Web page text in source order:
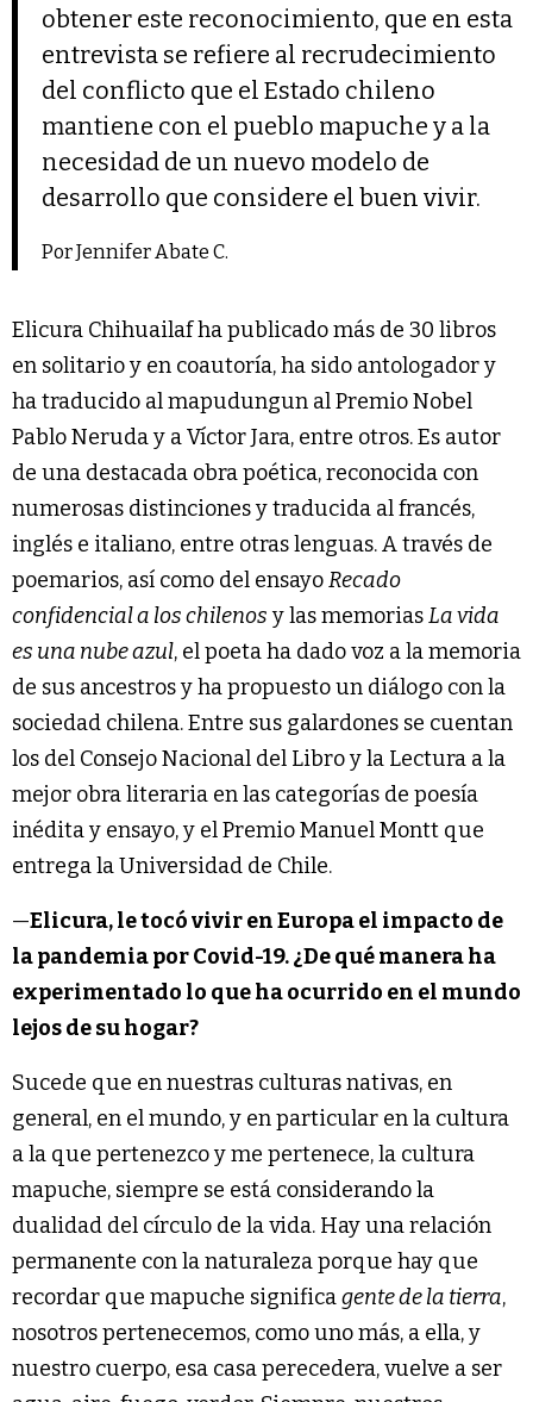
obtener este reconocimiento, que en esta
entrevista se refiere al recrudecimiento
del conflicto que el Estado chileno
mantiene con el pueblo mapuche y a la
necesidad de un nuevo modelo de
desarrollo que considere el buen vivir.
Por Jennifer Abate C.
Elicura Chihuailaf ha publicado más de 30 libros
en solitario y en coautoría, ha sido antologador y
ha traducido al mapudungun al Premio Nobel
Pablo Neruda y a Víctor Jara, entre otros. Es autor
de una destacada obra poética, reconocida con
numerosas distinciones y traducida al francés,
inglés e italiano, entre otras lenguas. A través de
poemarios, así como del ensayoRecado
confidencial a los chilenos y las memoriasLa vida
es una nube azul, el poeta ha dado voz a la memoria
de sus ancestros y ha propuesto un diálogo con la
sociedad chilena. Entre sus galardones se cuentan
los del Consejo Nacional del Libro y la Lectura a la
mejor obra literaria en las categorías de poesía
inédita y ensayo, y el Premio Manuel Montt que
entrega la Universidad de Chile.
—Elicura, le tocó vivir en Europa el impacto de
la pandemia por Covid-19. ¿De qué manera ha
experimentado lo que ha ocurrido en el mundo
lejos de su hogar?
Sucede que en nuestras culturas nativas, en
general, en el mundo, y en particular en la cultura
a la que pertenezco y me pertenece, la cultura
mapuche, siempre se está considerando la
dualidad del círculo de la vida. Hay una relación
permanente con la naturaleza porque hay que
recordar que mapuche significagente de la tierra,
nosotros pertenecemos, como uno más, a ella, y
nuestro cuerpo, esa casa perecedera, vuelve a ser